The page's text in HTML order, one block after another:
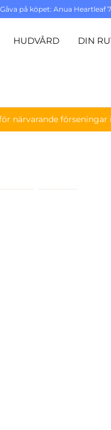
Gåva på köpet: Anua Heartleaf
HUDVÅRD DIN
närvarande
Ladda bild 16 i
Ladda